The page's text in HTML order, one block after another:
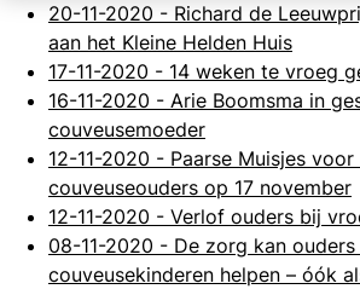
20-11-2020 - Richard de
aan het Kleine Helden Huis
17-11-2020 - 14 weken te vroeg
16-11-2020 - Arie Boomsma in
couveusemoeder
12-11-2020 - Paarse Muisjes voor
couveuseouders op 17 november
12-11-2020 - Verlof ouders bij
08-11-2020 - De zorg kan ouders
couveusekinderen helpen – óók